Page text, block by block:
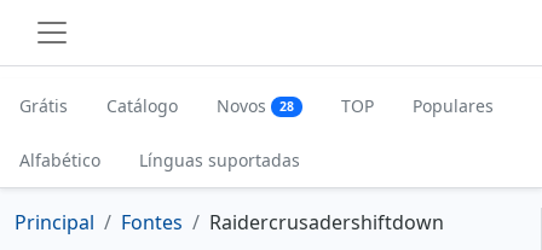
Grátis Catálogo Novos 28 TOP Populares
Alfabético Línguas suportadas
Principal Fontes Raidercrusadershiftdown